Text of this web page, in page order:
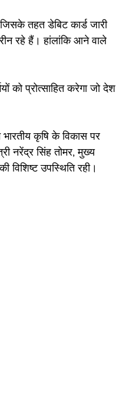
तहत डेबिट कार्ड जारी
रहे हैं। हांलांकि आने वाले
को प्रोत्साहित करेगा जो देश
भारतीय कृषि के विकास पर
नरेंद्र सिंह तोमर, मुख्य
विशिष्ट उपस्थिति रही।